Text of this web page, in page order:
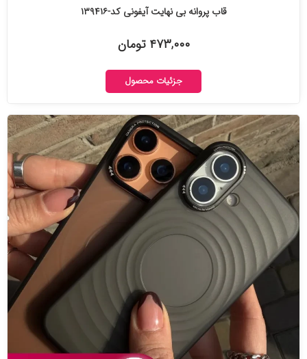
قاب پروانه بی نهایت آیفونی کد-۱۳۹۴۱۶
۴۷۳,۰۰۰ تومان
جزئیات محصول